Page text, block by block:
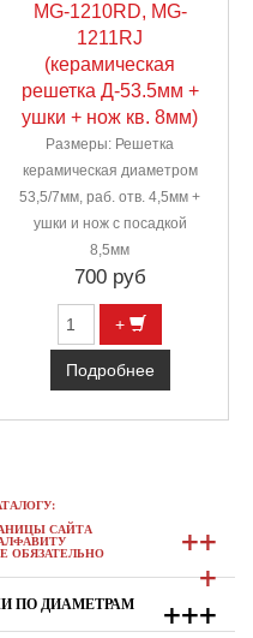
MG-1210RD, MG-
1211RJ
(керамическая
решетка Д-53.5мм +
ушки + нож кв. 8мм)
Размеры: Решетка
керамическая диаметром
53,5/7мм, раб. отв. 4,5мм +
ушки и нож с посадкой
8,5мм
700 руб
+
Подробнее
САЙТА
+
+
ОБЯЗАТЕЛЬНО +
ПО ДИАМЕТРАМ +
+
+